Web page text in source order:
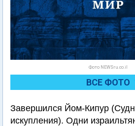
Фото NEWSru.co.il
ВСЕ ФОТО
Завершился Йом-Кипур
искупления). Одни